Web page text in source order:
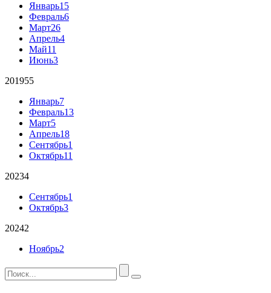
Январь15
Февраль6
Март26
Апрель4
Май11
Июнь3
201955
Январь7
Февраль13
Март5
Апрель18
Сентябрь1
Октябрь11
20234
Сентябрь1
Октябрь3
20242
Ноябрь2